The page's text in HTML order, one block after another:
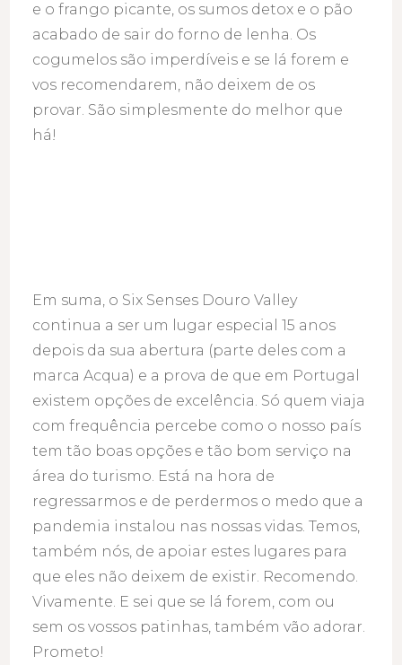
e o frango picante, os sumos detox e o pão
acabado de sair do forno de lenha. Os
cogumelos são imperdíveis e se lá forem e
vos recomendarem, não deixem de os
provar. São simplesmente do melhor que
há!
Em suma, o Six Senses Douro Valley
continua a ser um lugar especial 15 anos
depois da sua abertura (parte deles com a
marca Acqua) e a prova de que em Portugal
existem opções de excelência. Só quem viaja
com frequência percebe como o nosso país
tem tão boas opções e tão bom serviço na
área do turismo. Está na hora de
regressarmos e de perdermos o medo que a
pandemia instalou nas nossas vidas. Temos,
também nós, de apoiar estes lugares para
que eles não deixem de existir. Recomendo.
Vivamente. E sei que se lá forem, com ou
sem os vossos patinhas, também vão adorar.
Prometo!